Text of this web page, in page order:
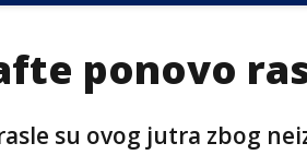
ponovo
su ovog jutra zbog